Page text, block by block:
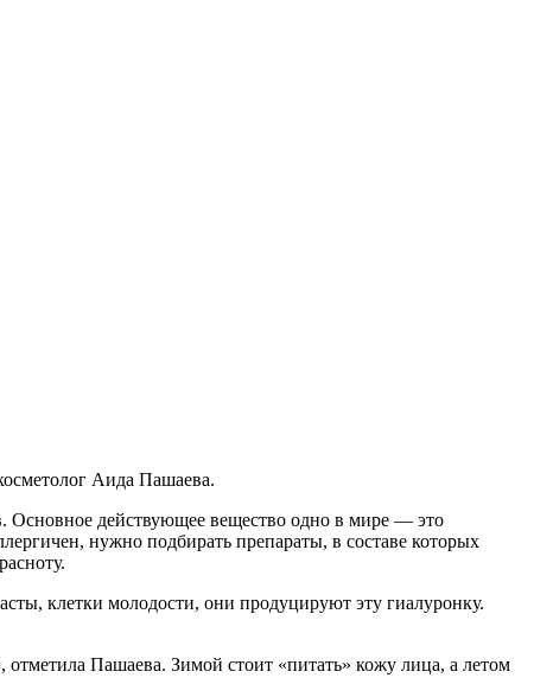
Аида Пашаева.
Основное действующее вещество одно в мире — это
нужно подбирать препараты, в составе которых
клетки молодости, они продуцируют эту гиалуронку.
Пашаева. Зимой стоит «питать» кожу лица, а летом